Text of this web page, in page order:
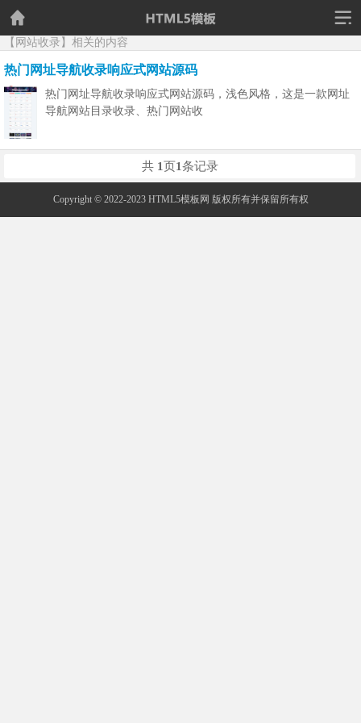
【网站收录】相关的内容
热门网址导航收录响应式网站源码
热门网址导航收录响应式网站源码，浅色风格，这是一款网址
导航网站目录收录、热门网站收
共 1页1条记录
Copyright © 2022-2023 HTML5模板网 版权所有并保留所有权